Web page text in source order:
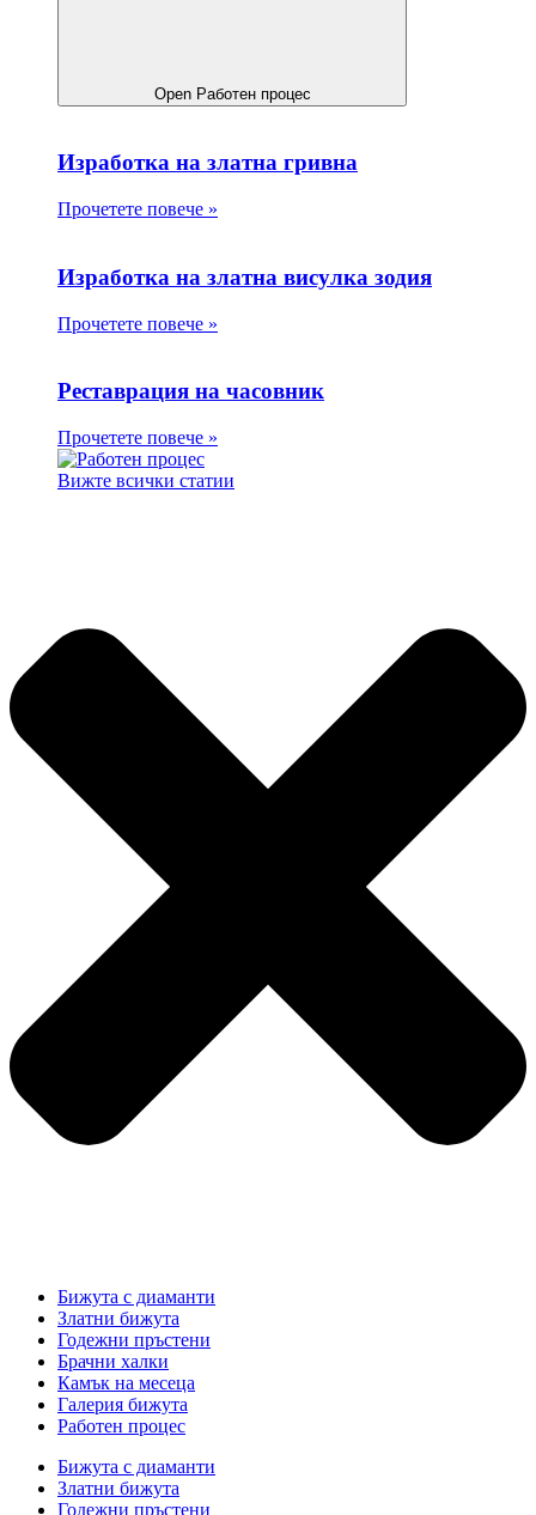
Open Работен процес
Изработка на златна гривна
Прочетете повече »
Изработка на златна висулка зодия
Прочетете повече »
Реставрация на часовник
Прочетете повече »
Вижте всички статии
Бижута с диаманти
Златни бижута
Годежни пръстени
Брачни халки
Камък на месеца
Галерия бижута
Работен процес
Бижута с диаманти
Златни бижута
Годежни пръстени